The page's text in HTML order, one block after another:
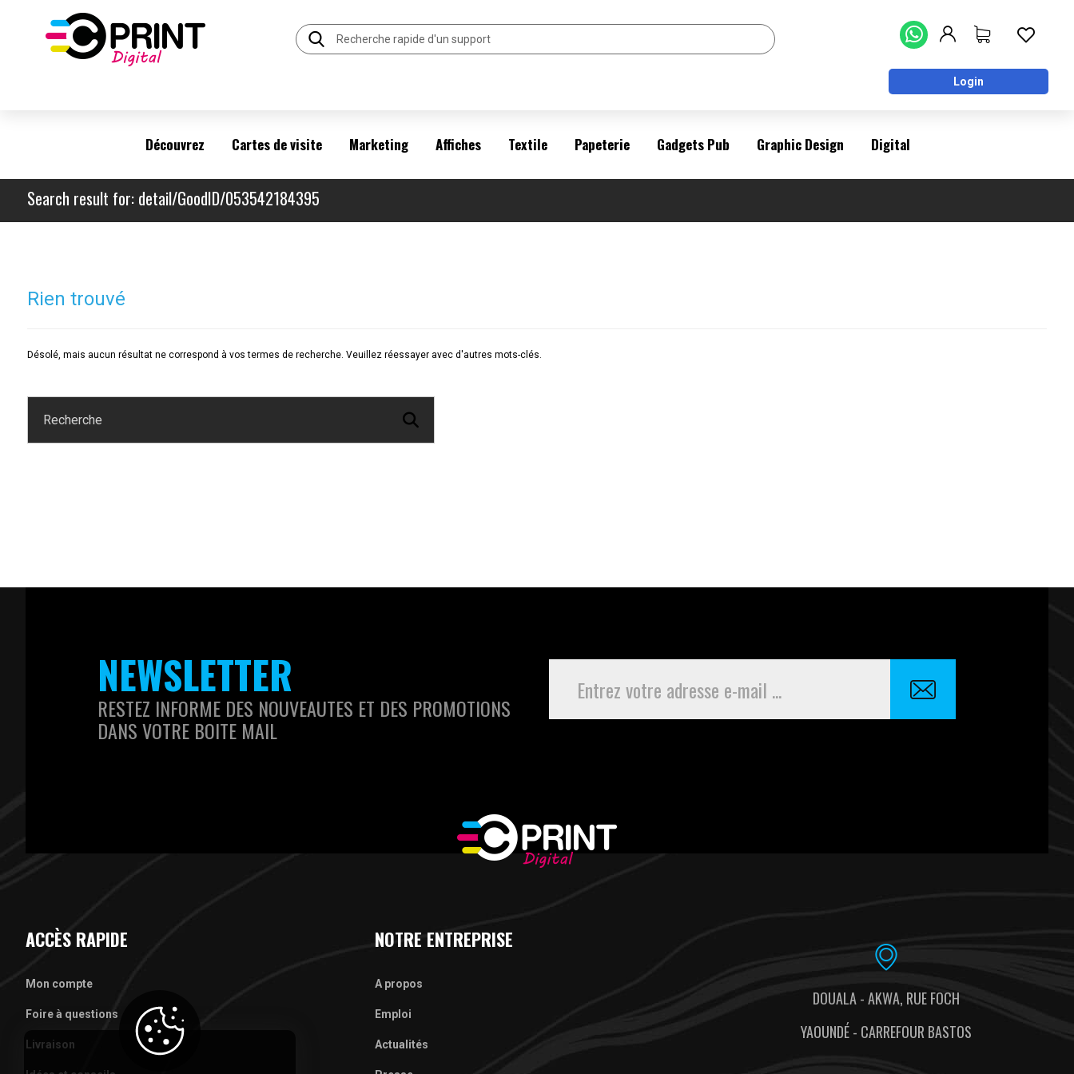
Login
Découvrez Cartes de visite Marketing Affiches Textile Papeterie Gadgets Pub Graphic Design Digital
Search result for: detail/GoodID/053542184395
Rien trouvé
Désolé, mais aucun résultat ne correspond à vos termes de recherche. Veuillez réessayer avec d'autres mots-clés.
NEWSLETTER
RESTEZ INFORME DES NOUVEAUTES ET DES PROMOTIONS
DANS VOTRE BOITE MAIL
ACCÈS RAPIDE
Mon compte
Foire à questions
Livraison
NOTRE ENTREPRISE
A propos
Emploi
Actualités
DOUALA - AKWA, RUE FOCH
YAOUNDÉ - CARREFOUR BASTOS